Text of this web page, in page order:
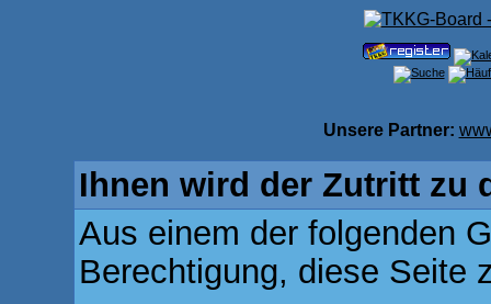
Unsere Partner:
Ihnen wird der Zutritt zu
Aus einem der folgenden
Berechtigung, diese Seite